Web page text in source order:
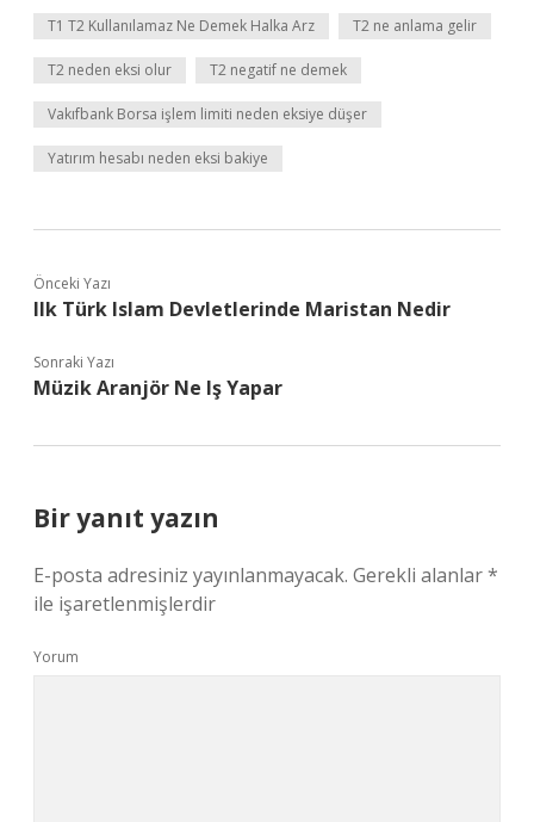
T1 T2 Kullanılamaz Ne Demek Halka Arz T2 ne anlama gelir
T2 neden eksi olur T2 negatif ne demek
Vakıfbank Borsa işlem limiti neden eksiye düşer
Yatırım hesabı neden eksi bakiye
Önceki Yazı
Ilk Türk Islam Devletlerinde Maristan Nedir
Sonraki Yazı
Müzik Aranjör Ne Iş Yapar
Bir yanıt yazın
E-posta adresiniz yayınlanmayacak. Gerekli alanlar*
ile işaretlenmişlerdir
Yorum